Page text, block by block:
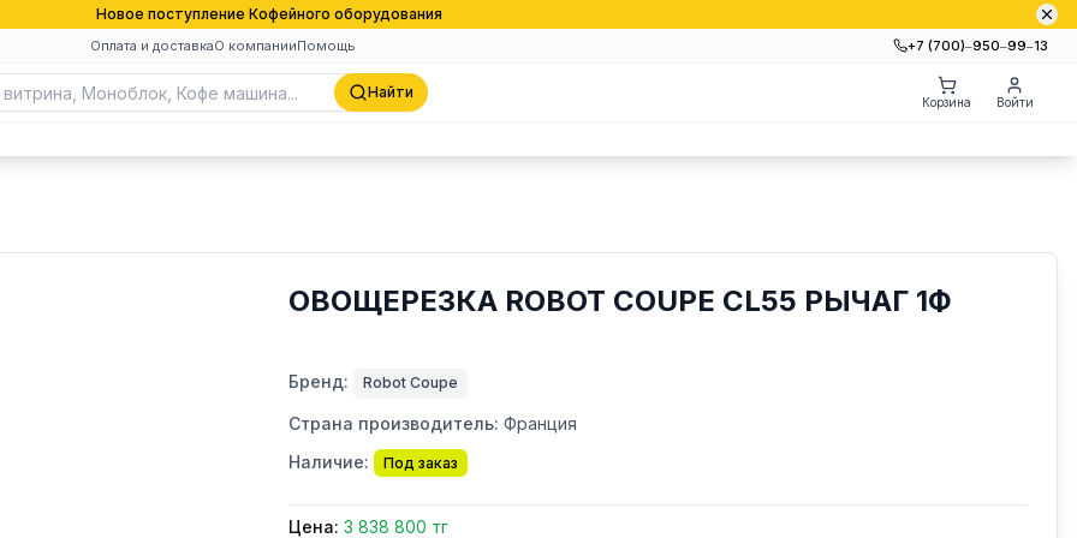
Новое поступление Кофейного оборудования
Оплата и доставкаО компанииПомощь +7 (700)‒950‒99‒13
Найти
Корзина Войти
ОВОЩЕРЕЗКА ROBOT COUPE CL55 РЫЧАГ 1Ф
Бренд: Robot Coupe
Страна производитель: Франция
Наличие:
Под заказ
Цена: 3 838 800 тг